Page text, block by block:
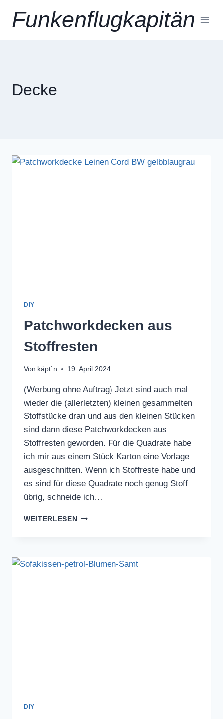
InhaltFunkenflugkapitän
Decke
DIY
Patchworkdecken aus
Stoffresten
Von käpt`n 19. April 2024
(Werbung ohne Auftrag) Jetzt sind auch mal
wieder die (allerletzten) kleinen gesammelten
Stoffstücke dran und aus den kleinen Stücken
sind dann diese Patchworkdecken aus
Stoffresten geworden. Für die Quadrate habe
ich mir aus einem Stück Karton eine Vorlage
ausgeschnitten. Wenn ich Stoffreste habe und
es sind für diese Quadrate noch genug Stoff
übrig, schneide ich…
WEITERLESENPATCHWORKDECKEN
DIY